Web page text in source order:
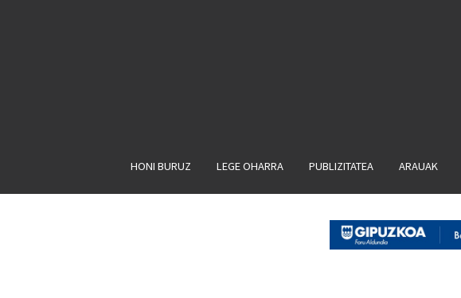
HONI BURUZ LEGE OHARRA PUBLIZITATEA ARAUAK